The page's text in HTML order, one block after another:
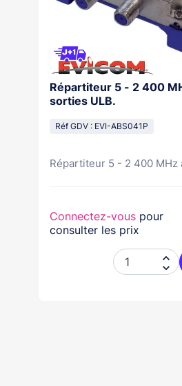
Répartiteur 5 - 2 400
sorties ULB.
Réf GDV : EVI-ABS041P
Répartiteur 5 - 2 400 MHz
Connectez-vouspour
consulter les prix

